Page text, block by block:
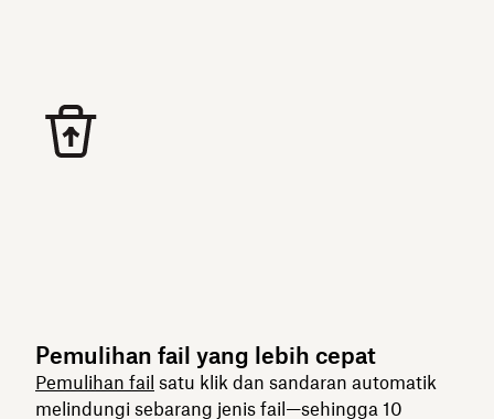
Pemulihan fail yang lebih cepat
Pemulihan fail satu klik dan sandaran automatik
melindungi sebarang jenis fail—sehingga 10